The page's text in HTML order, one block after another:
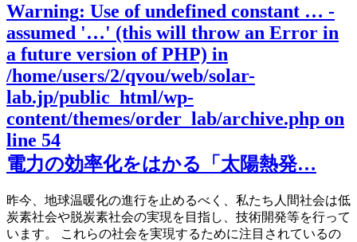
Warning: Use of undefined constant … -
assumed '…' (this will throw an Error in
a future version of PHP) in
/home/users/2/qvou/web/solar-
lab.jp/public_html/wp-
content/themes/order_lab/archive.php on
line 54
電力の効率化をはかる「太陽熱発…
昨今、地球温暖化の進行を止めるべく、私たち人間社会は低
炭素社会や脱炭素社会の実現を目指し、技術開発等を行って
います。 これらの社会を実現するために注目されているの